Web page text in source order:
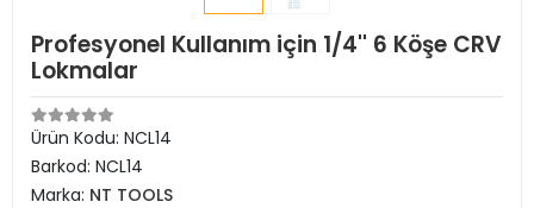
Profesyonel Kullanım için 1/4'' 6 Köşe CRV
Lokmalar
Ürün Kodu: NCL14
Barkod: NCL14
Marka: NT TOOLS